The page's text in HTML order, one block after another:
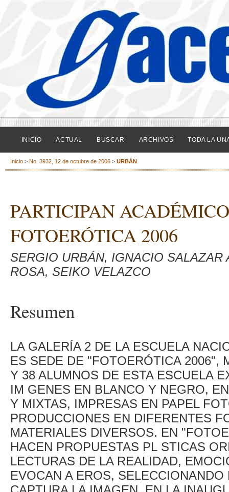
INICIO ACTUAL BUSCAR ARCHIVOS TODA LA
Inicio > No. 3932, 12 de octubre de 2006 > URBÁN
PARTICIPAN
FOTOERÓTICA 2006
SERGIO URBÁN, IGNACIO
ROSA, SEIKO VELAZCO
Resumen
LA GALERÍA 2 DE LA ESCUELA
ES SEDE DE "FOTOERÓTICA 2006",
Y 38 ALUMNOS DE ESTA ESCUELA
IM GENES EN BLANCO Y NEGRO,
Y MIXTAS, IMPRESAS EN PAPEL
PRODUCCIONES EN DIFERENTES
MATERIALES DIVERSOS. EN
HACEN PROPUESTAS PL STICAS
LECTURAS DE LA REALIDAD,
EVOCAN A EROS,